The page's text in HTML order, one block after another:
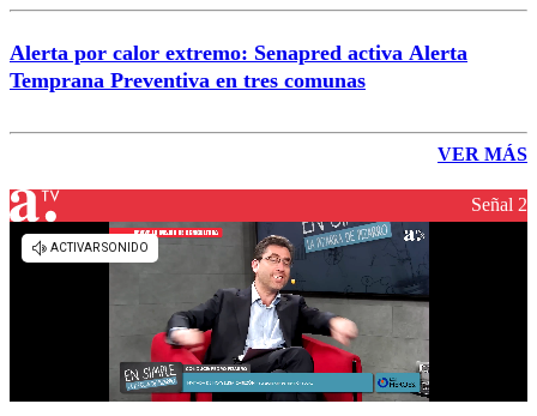
Alerta por calor extremo: Senapred activa Alerta
Temprana Preventiva en tres comunas
VER MÁS
Señal 2